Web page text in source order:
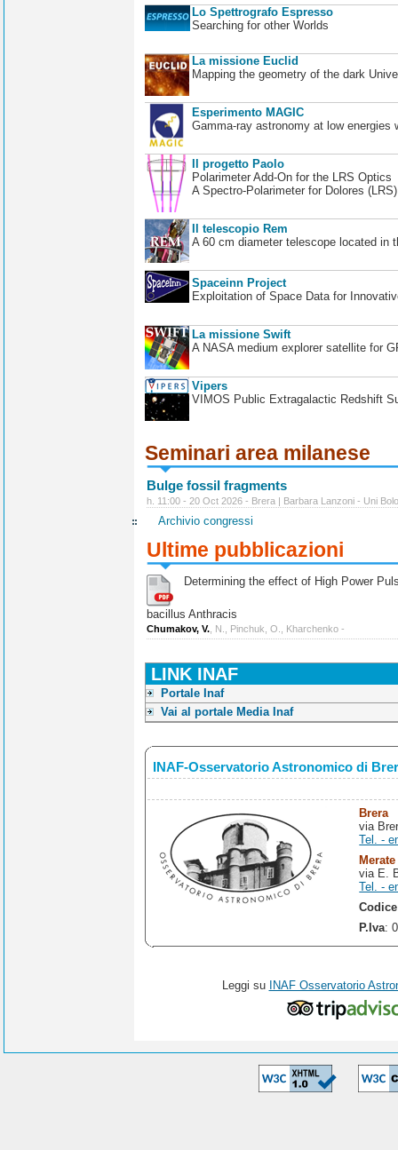
Lo Spettrografo Espresso
Searching for other Worlds
La missione Euclid
Mapping the geometry of the dark
Esperimento MAGIC
Gamma-ray astronomy at low energies
Il progetto Paolo
Polarimeter Add-On for the LRS Optics
A Spectro-Polarimeter for Dolores
Il telescopio Rem
A 60 cm diameter telescope located in
Spaceinn Project
Exploitation of Space Data for
La missione Swift
A NASA medium explorer satellite for
Vipers
VIMOS Public Extragalactic Redshift
Seminari area milanese
Bulge fossil fragments
h. 11:00 - 20 Oct 2026 - Brera | Barbara Lanzoni - Uni
Archivio congressi
Ultime pubblicazioni
Determining the effect of High Power
bacillus Anthracis
Chumakov, V. , N., Pinchuk, O., Kharchenko -
LINK INAF
Portale Inaf
Vai al portale Media Inaf
INAF-Osservatorio Astronomico di
Brera
via
Tel. -
Merate
via E.
Tel. -
P.Iva:
Leggi su INAF Osservatorio